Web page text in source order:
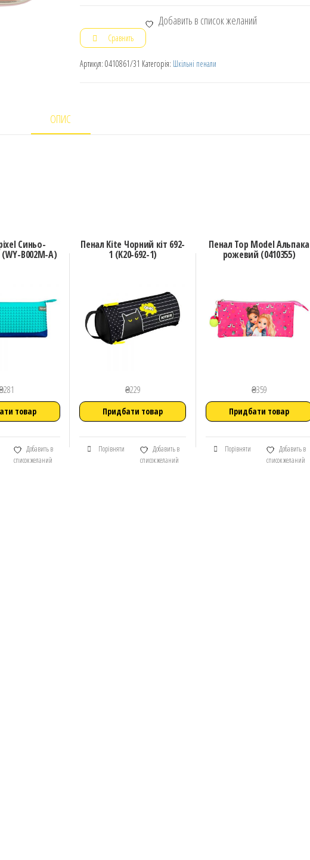
Добавить в список желаний
Сравнить
Артикул: 0410861/31 Категорія: Шкільні пенали
ОПИС
Синьо-
B002M-A)
281
товар
Добавить в
список желаний
Пенал Kite Чорний кіт 692-
1 (K20-692-1)
₴229
Придбати товар
Порівняти
Добавить в
список желаний
Пенал Top Model Альпака
рожевий (0410355)
₴359
Придбати товар
Порівняти
Добавить в
список желаний